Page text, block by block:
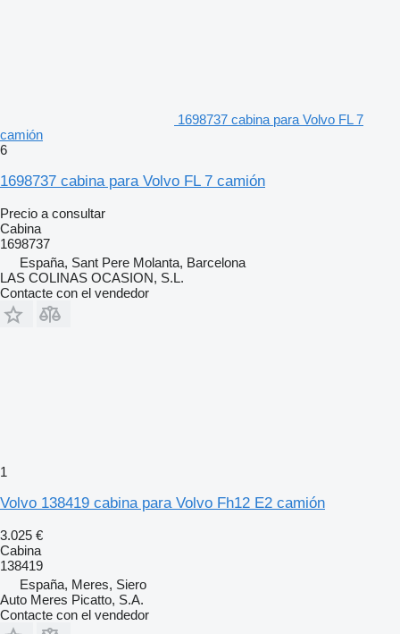
1698737 cabina para Volvo FL 7
camión
6
1698737 cabina para Volvo FL 7 camión
Precio a consultar
Cabina
1698737
España, Sant Pere Molanta, Barcelona
LAS COLINAS OCASION, S.L.
Contacte con el vendedor
1
Volvo 138419 cabina para Volvo Fh12 E2 camión
3.025 €
Cabina
138419
España, Meres, Siero
Auto Meres Picatto, S.A.
Contacte con el vendedor